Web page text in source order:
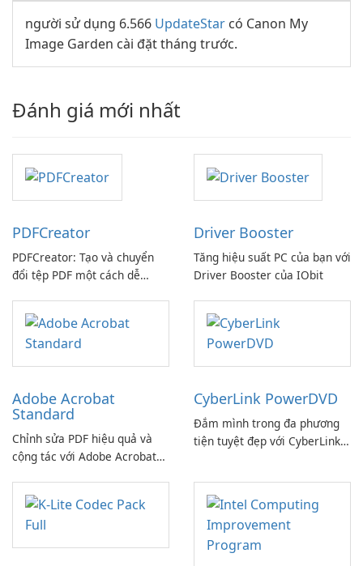
người sử dụng 6.566 UpdateStar có Canon My
Image Garden cài đặt tháng trước.
Đánh giá mới nhất
PDFCreator
PDFCreator: Tạo và chuyển
đổi tệp PDF một cách dễ
Driver Booster
Tăng hiệu suất PC của bạn với
Driver Booster của IObit
Adobe Acrobat
Standard
Chỉnh sửa PDF hiệu quả và
cộng tác với Adobe Acrobat
CyberLink PowerDVD
Đắm mình trong đa phương
tiện tuyệt đẹp với CyberLink